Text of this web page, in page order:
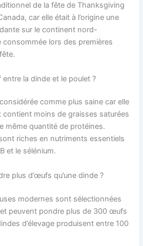
de la fête de Thanksgiving
car elle était à l’origine une
sur le continent nord-
consommée lors des premières
la dinde et le poulet ?
comme plus saine car elle
contient moins de graisses saturées
même quantité de protéines.
riches en nutriments essentiels
et le sélénium.
plus d’œufs qu’une dinde ?
modernes sont sélectionnées
peuvent pondre plus de 300 œufs
d’élevage produisent entre 100